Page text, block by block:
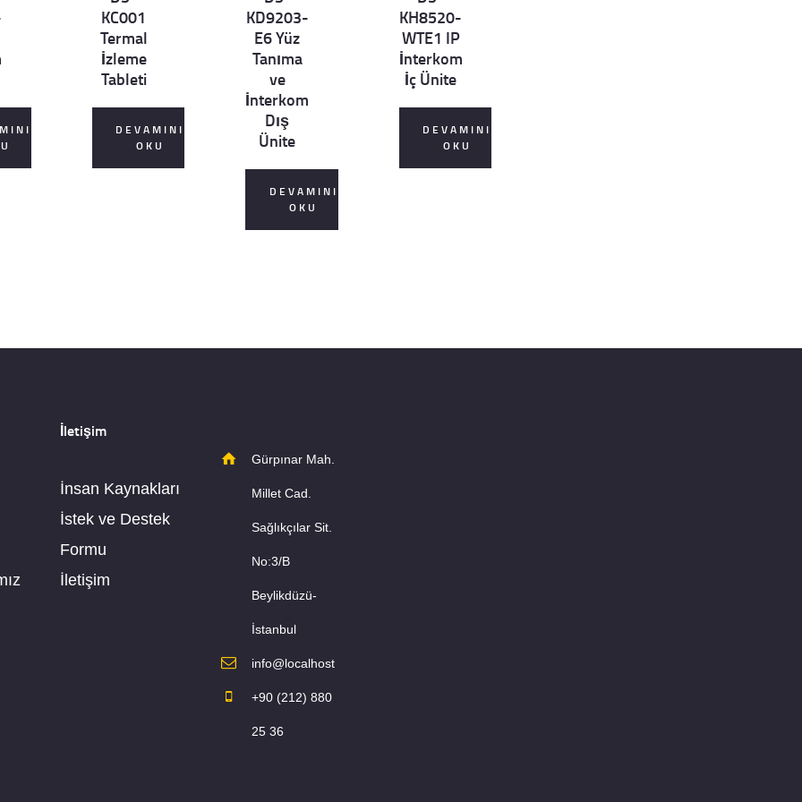
KC001
Termal
İzleme
Tableti
DEVAMINI
OKU
KD9203-
E6 Yüz
Tanıma
ve
İnterkom
Dış
Ünite
DEVAMINI
OKU
KH8520-
WTE1 IP
İnterkom
İç Ünite
DEVAMINI
OKU
İletişim
İnsan Kaynakları
İstek ve Destek
Formu
İletişim
Gürpınar Mah.
Millet Cad.
Sağlıkçılar Sit.
No:3/B
Beylikdüzü-
İstanbul
info@localhost
+90 (212) 880
25 36